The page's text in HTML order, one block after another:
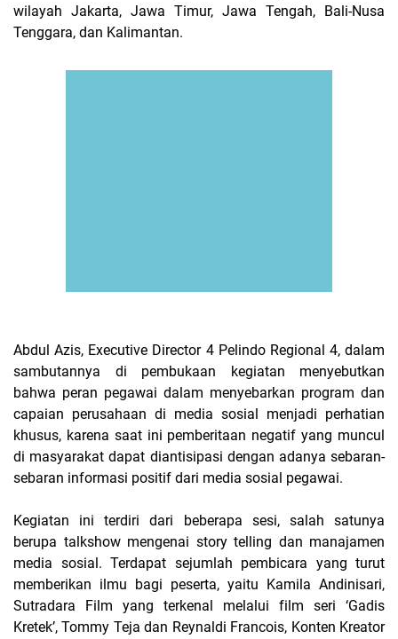
wilayah Jakarta, Jawa Timur, Jawa Tengah, Bali-Nusa
Tenggara, dan Kalimantan.
Abdul Azis, Executive Director 4 Pelindo Regional 4, dalam
sambutannya di pembukaan kegiatan menyebutkan
bahwa peran pegawai dalam menyebarkan program dan
capaian perusahaan di media sosial menjadi perhatian
khusus, karena saat ini pemberitaan negatif yang muncul
di masyarakat dapat diantisipasi dengan adanya sebaran-
sebaran informasi positif dari media sosial pegawai.
Kegiatan ini terdiri dari beberapa sesi, salah satunya
berupa talkshow mengenai story telling dan manajamen
media sosial. Terdapat sejumlah pembicara yang turut
memberikan ilmu bagi peserta, yaitu Kamila Andinisari,
Sutradara Film yang terkenal melalui film seri ‘Gadis
Kretek’, Tommy Teja dan Reynaldi Francois, Konten Kreator